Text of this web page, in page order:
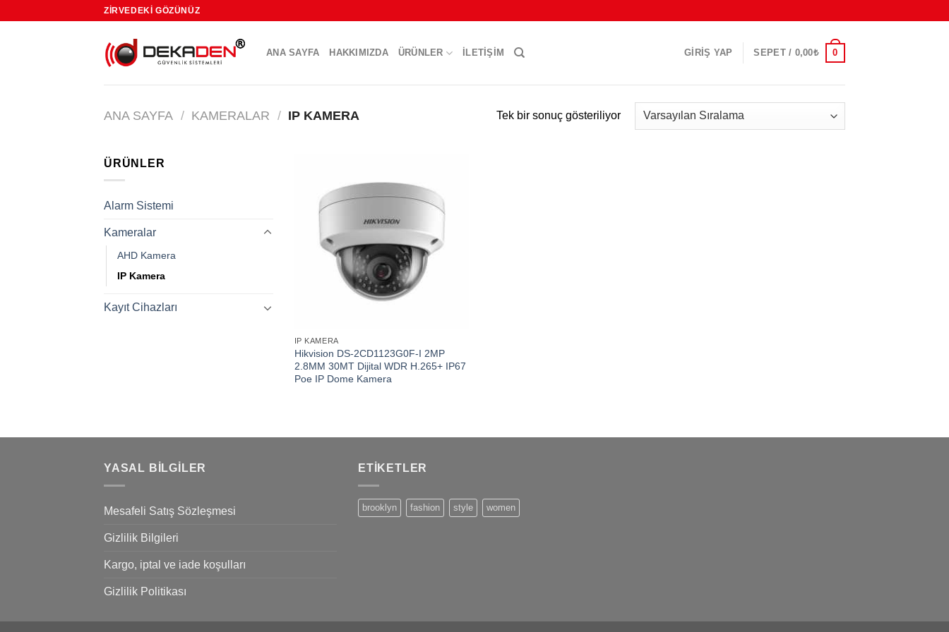
ZIRVEDEKI GÖZÜNÜZ
ANA SAYFA HAKKIMIZDA ÜRÜNLER İLETIŞIM GIRIŞ YAP SEPET / 0,00₺ 0
ANA SAYFA / KAMERALAR / IP KAMERA Tek bir sonuç gösteriliyor
ÜRÜNLER
Alarm Sistemi
Kameralar
AHD Kamera
IP Kamera
Kayıt Cihazları
IP KAMERA
Hikvision DS-2CD1123G0F-I 2MP
2.8MM 30MT Dijital WDR H.265+ IP67
Poe IP Dome Kamera
YASAL BILGILER
Mesafeli Satış Sözleşmesi
Gizlilik Bilgileri
Kargo, iptal ve iade koşulları
Gizlilik Politikası
ETIKETLER
brooklyn fashion style women